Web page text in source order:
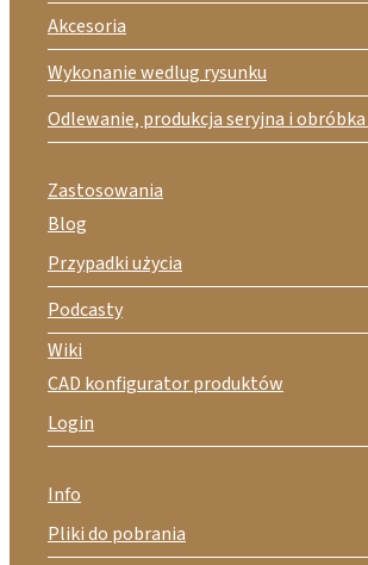
Akcesoria
Wykonanie wedlug rysunku
Odlewanie, produkcja seryjna i
Zastosowania
Blog
Przypadki użycia
Podcasty
Wiki
CAD konfigurator produktów
Login
Info
Pliki do pobrania